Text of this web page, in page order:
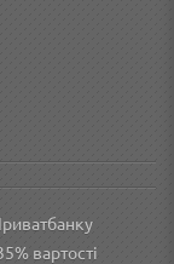
вартості